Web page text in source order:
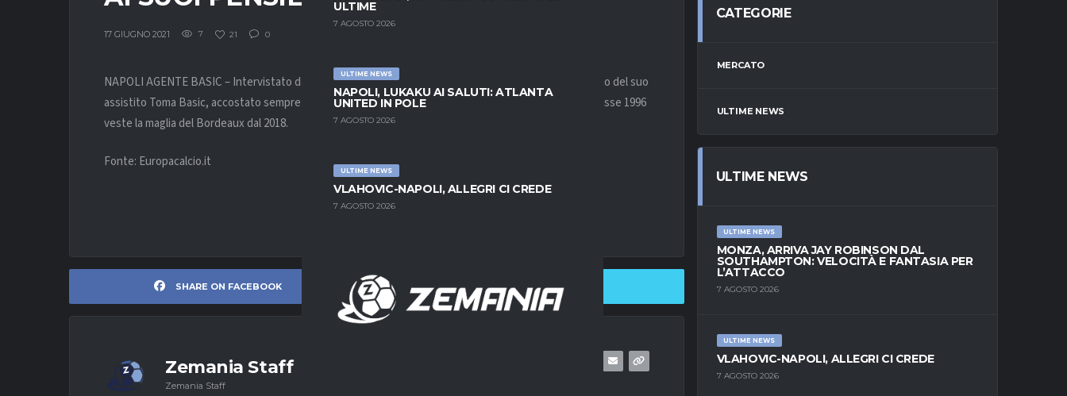
ULTIME
7 AGOSTO 2026
ULTIME NEWS
NAPOLI, LUKAKU AI SALUTI: ATLANTA
UNITED IN POLE
7 AGOSTO 2026
ULTIME NEWS
VLAHOVIC-NAPOLI, ALLEGRI CI CREDE
7 AGOSTO 2026
17 GIUGNO 2021 7 21 0
NAPOLI AGENTE BASIC – Intervistato dal sito “gianlucadimarzio.com
ha parlato del suo
assistito Toma Basic, accostato sempre più al Napoli come rinforzo per il centrocampo. Il calciatore classe 1996
veste la maglia del Bordeaux dal 2018.
Fonte: Europacalcio.it
SHARE ON FACEBOOK SHARE ON TWITTER
Zemania Staff
Zemania Staff
CATEGORIE
MERCATO
ULTIME NEWS
ULTIME NEWS
ULTIME NEWS
MONZA, ARRIVA JAY ROBINSON DAL
SOUTHAMPTON: VELOCITÀ E FANTASIA PER
L’ATTACCO
7 AGOSTO 2026
ULTIME NEWS
VLAHOVIC-NAPOLI, ALLEGRI CI CREDE
7 AGOSTO 2026